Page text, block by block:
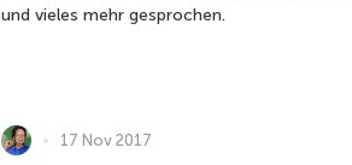
und vieles mehr gesprochen.
17 Nov 2017